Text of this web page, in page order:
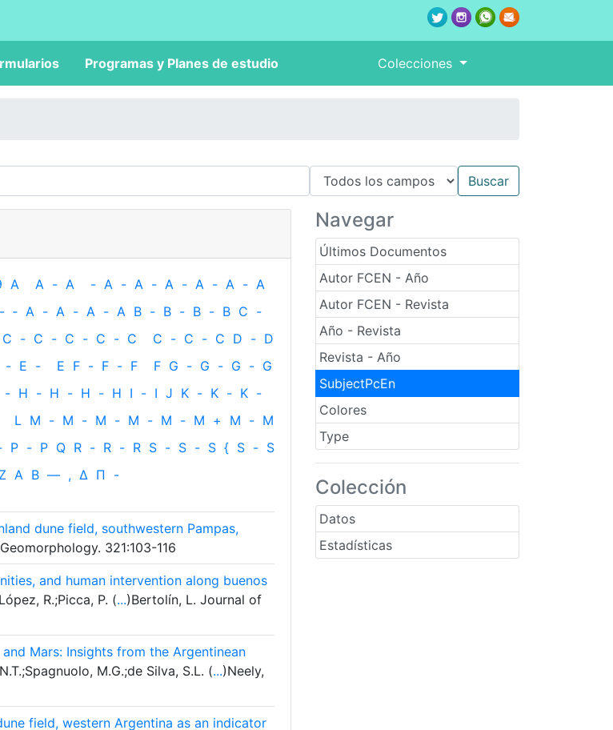
Programas y Planes de estudio Colecciones
Navegar
Últimos Documentos
Autor FCEN - Año
Autor FCEN - Revista
Año - Revista
Revista - Año
SubjectPcEn
Colores
Type
Colección
Datos
Estadísticas
A A - A - A - A - A - A - A - A
- ‐ A - A - A - A B - B - B - B C -
C - C - C - C - C C - C - C D - D
- E - E F - F - F F G - G - G - G
- H - H - H - H I - I J K - K - K -
L M - M - M - M - M - M + M - M
P - P Q R - R - R S - S - S { S - S
Z Α Β — , Δ Π -
dune field, southwestern Pampas,
321:103-116
and human intervention along buenos
R.;Picca, P. (...)Bertolín, L. Journal of
Mars: Insights from the Argentinean
M.G.;de Silva, S.L. (...)Neely,
field, western Argentina as an indicator